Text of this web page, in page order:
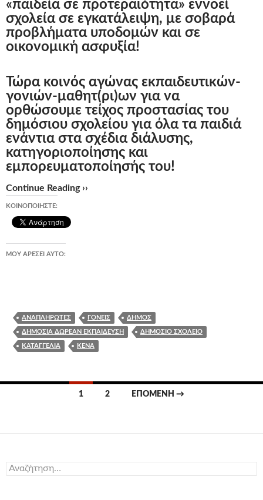
«παιδεία σε προτεραιότητα» εννοεί
σχολεία σε εγκατάλειψη, με σοβαρά
προβλήματα υποδομών και σε
οικονομική ασφυξία!
Τώρα κοινός αγώνας εκπαιδευτικών-
γονιών-μαθητ(ρι)ων για να
ορθώσουμε τείχος προστασίας του
δημόσιου σχολείου για όλα τα παιδιά
ενάντια στα σχέδια διάλυσης,
κατηγοριοποίησης και
εμπορευματοποίησής του!
Continue Reading ››
ΚΟΙΝΟΠΟΙΉΣΤΕ:
ΜΟΥ ΑΡΈΣΕΙ ΑΥΤΌ:
ΑΝΑΠΛΗΡΩΤΈΣ ΓΟΝΕΊΣ ΔΉΜΟΣ
ΔΗΜΌΣΙΑ ΔΩΡΕΆΝ ΕΚΠΑΊΔΕΥΣΗ ΔΗΜΌΣΙΟ ΣΧΟΛΕΊΟ
ΚΑΤΑΓΓΕΛΊΑ ΚΕΝΆ
1 2 ΕΠΌΜΕΝΗ →
Αναζήτηση
για: